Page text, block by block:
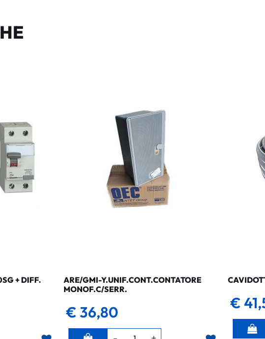
+ DIFF.
ARE/GMI-Y.UNIF.CONT.CONTATORE
MONOF.C/SERR.
€ 36,80
Quantità
€
Quantità